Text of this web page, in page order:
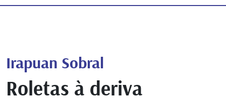
Irapuan Sobral
Roletas à deriva